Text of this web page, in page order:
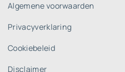
Algemene voorwaarden
Privacyverklaring
Cookiebeleid
Disclaimer